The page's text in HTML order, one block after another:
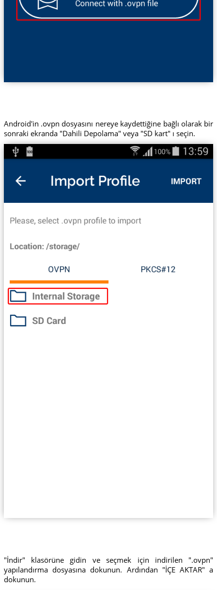
Android'in .ovpn dosyasını nereye kaydettiğine bağlı olarak bir
sonraki ekranda "Dahili Depolama" veya "SD kart" ı seçin.
"İndir" klasörüne gidin ve seçmek için indirilen ".ovpn"
yapılandırma dosyasına dokunun. Ardından "İÇE AKTAR" a
dokunun.